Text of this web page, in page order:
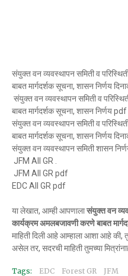
संयुक्त वन व्यवस्थापन समिती व
बाबत मार्गदर्शक सूचना, शासन निर्णय
संयुक्त वन व्यवस्थापन समिती व
बाबत मार्गदर्शक सूचना, शासन निर्णय pdf
संयुक्त वन व्यवस्थापन समिती व
बाबत मार्गदर्शक सूचना, शासन निर्णय
संयुक्त वन व्यवस्थापन समिती शासन
JFM All GR .
JFM All GR pdf
EDC All GR pdf
या लेखात, आम्ही आपणालासंयुक्त वन
कार्यक्रम अमलबजावणी करणे बाबत
माहिती दिली आहे आम्हाला आशा आहे
असेल तर, सदरची माहिती तुमच्या
Tags: EDC Forest GR JFM